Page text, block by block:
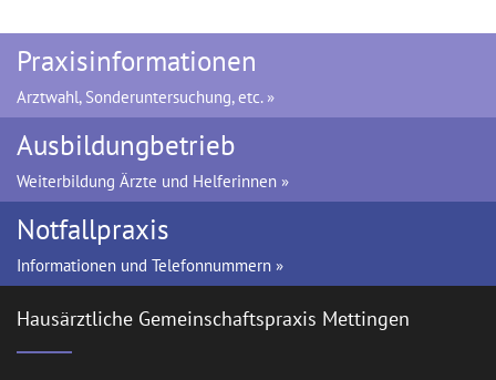
Praxisinformationen
Arztwahl, Sonderuntersuchung, etc. »
Ausbildungbetrieb
Weiterbildung Ärzte und Helferinnen »
Notfallpraxis
Informationen und Telefonnummern »
Hausärztliche Gemeinschaftspraxis Mettingen